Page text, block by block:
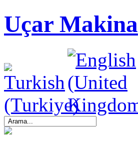
Uçar Makina